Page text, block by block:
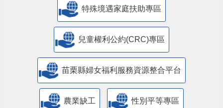
特殊境遇家庭扶助專區
兒童權利公約(CRC)專區
苗栗縣婦女福利服務資源整合平台
農業缺工 性別平等專區